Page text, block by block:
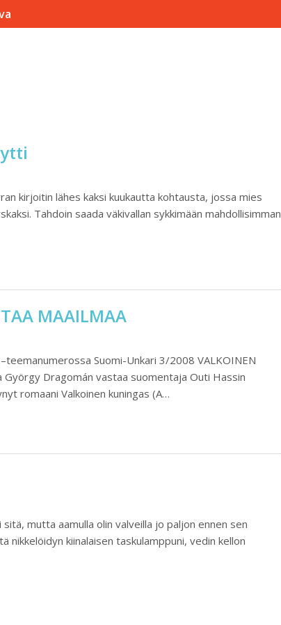
kirjoitin lähes kaksi kuukautta kohtausta, jossa mies
Tahdoin saada väkivallan sykkimään mahdollisimman
MAAILMAA
Suomi-Unkari 3/2008 VALKOINEN
György Dragomán vastaa suomentaja Outi Hassin
romaani Valkoinen kuningas (A…
mutta aamulla olin valveilla jo paljon ennen sen
kiinalaisen taskulamppuni, vedin kellon